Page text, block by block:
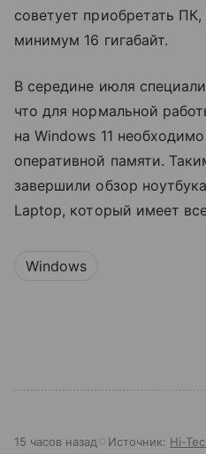
советует приобретать
минимум 16 гигабайт.
В середине июля
что для нормальной
на Windows 11
оперативной памяти.
завершили обзор
Laptop, который имеет
Windows
15 часов назад Источник: Hi-